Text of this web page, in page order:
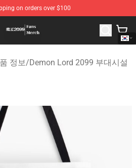
on orders over $100
- Official Demon Lord 2099
정보/Demon Lord 2099 부대시설